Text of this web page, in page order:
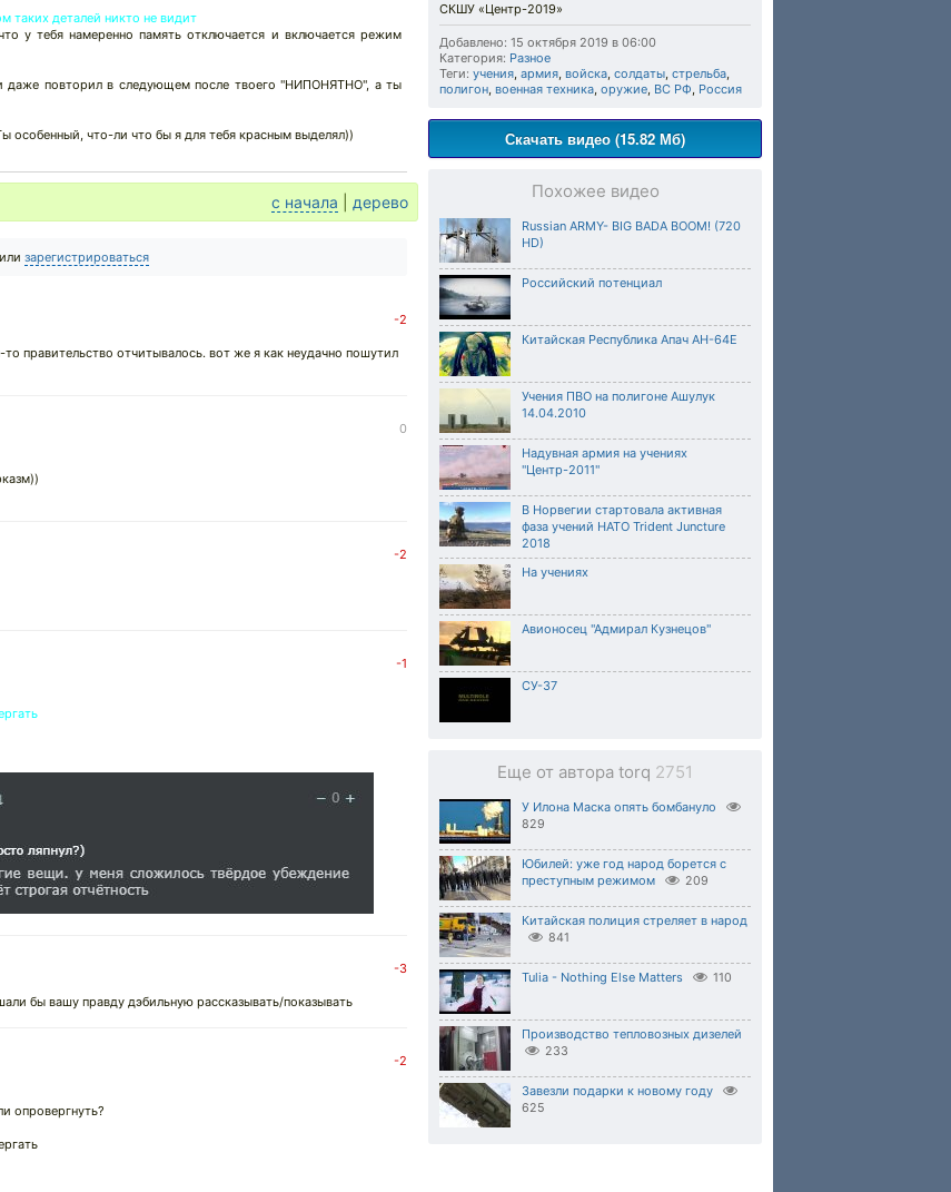
СКШУ «Центр-2019»
Добавлено: 15 октября 2019 в 06:00
Категория: Разное
Теги: учения, армия, войска, солдаты, стрельба,
полигон, военная техника, оружие, ВС РФ, Россия
Скачать видео (15.82 Мб)
Похожее видео
Russian ARMY- BIG BADA BOOM! (720
HD)
Российский потенциал
Китайская Республика Апач AH-64E
Учения ПВО на полигоне Ашулук
14.04.2010
Надувная армия на учениях
"Центр-2011"
В Норвегии стартовала активная
фаза учений НАТО Trident Juncture
2018
На учениях
Авионосец "Адмирал Кузнецов"
СУ-37
Еще от автора torq 2751
У Илона Маска опять бомбануло
829
Юбилей: уже год народ борется с
преступным режимом
209
Китайская полиция стреляет в народ
841
Tulia - Nothing Else Matters 110
Производство тепловозных дизелей
233
Завезли подарки к новому году
625
таких деталей никто не видит
у тебя намеренно память отключается и включается режим
даже повторил в следующем после твоего "НИПОНЯТНО", а ты
особенный, что-ли что бы я для тебя красным выделял))
с начала дерево
или зарегистрироваться
-2
правительство отчитывалось. вот же я как неудачно пошутил
0
-2
-1
-3
бы вашу правду дэбильную рассказывать/показывать
-2
опровергнуть?